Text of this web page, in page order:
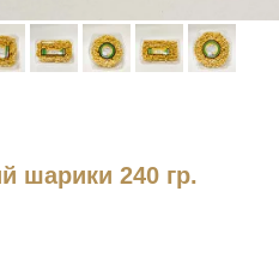
шарики 240 гр.